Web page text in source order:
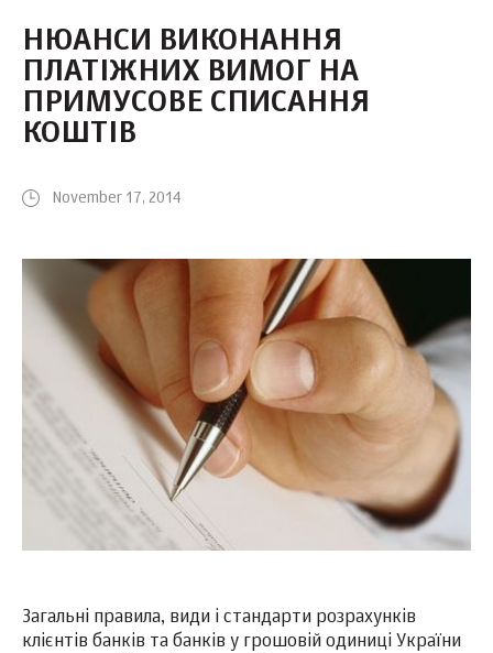
НЮАНСИ ВИКОНАННЯ
ПЛАТІЖНИХ ВИМОГ НА
ПРИМУСОВЕ СПИСАННЯ
КОШТІВ
November 17, 2014
Загальні правила, види і стандарти розрахунків
клієнтів банків та банків у грошовій одиниці України